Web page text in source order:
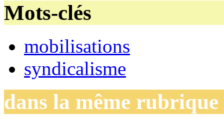
Mots-clés
mobilisations
syndicalisme
dans la même rubrique